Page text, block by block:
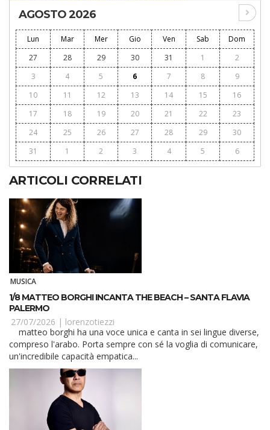
AGOSTO 2026
Lun Mar Mer Gio Ven Sab
Dom
27
28 29 30 31 1
2
3
4 5 6 7 8
9
10
11 12 13 14 15
16
17
18 19 20 21 22
23
24
25 26 27 28 29
30
31
1 2 3 4 5 6
ARTICOLI CORRELATI
MUSICA
1/8 MATTEO BORGHI INCANTA THE BEACH – SANTA FLAVIA
PALERMO
27/07/2026 | lorenzotiezzi
compreso l'arabo. Porta sempre con sé la voglia di comunicare,
un'incredibile capacità empatica...